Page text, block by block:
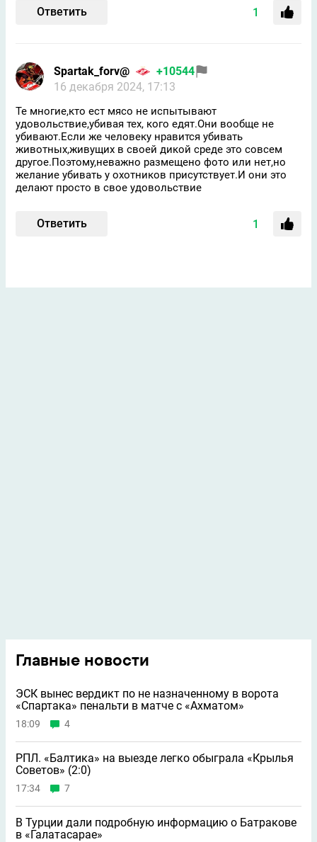
Ответить 1
Spartak_forv@
+10544
16 декабря 2024, 17:13
Те многие,кто ест мясо не испытывают
удовольствие,убивая тех, кого едят.Они вообще не
убивают.Если же человеку нравится убивать
животных,живущих в своей дикой среде это совсем
другое.Поэтому,неважно размещено фото или нет,но
желание убивать у охотников присутствует.И они это
делают просто в свое удовольствие
Ответить 1
Главные новости
ЭСК вынес вердикт по не назначенному в ворота
«Спартака» пенальти в матче с «Ахматом»
18:09 4
РПЛ. «Балтика» на выезде легко обыграла «Крылья
Советов» (2:0)
17:34 7
В Турции дали подробную информацию о Батракове
в «Галатасарае»